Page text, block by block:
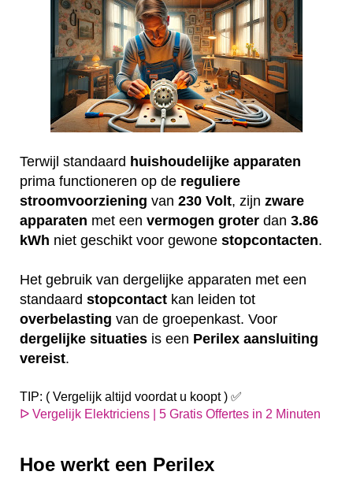
Terwijl standaard huishoudelijke apparaten
prima functioneren op de reguliere
stroomvoorziening van 230 Volt, zijn zware
apparaten met een vermogen groter dan 3.86
kWh niet geschikt voor gewone stopcontacten.
Het gebruik van dergelijke apparaten met een
standaard stopcontact kan leiden tot
overbelasting van de groepenkast. Voor
dergelijke situaties is een Perilex aansluiting
vereist.
TIP: ( Vergelijk altijd voordat u koopt ) ✅
ᐅ Vergelijk Elektriciens | 5 Gratis Offertes in 2 Minuten
Hoe werkt een Perilex